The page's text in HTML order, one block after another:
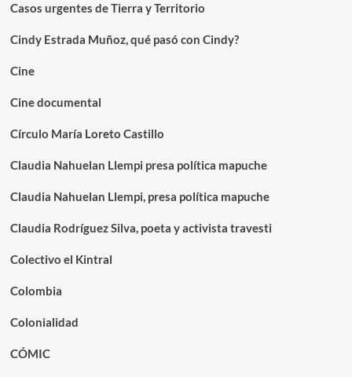
Casos urgentes de Tierra y Territorio
Cindy Estrada Muñoz, qué pasó con Cindy?
Cine
Cine documental
Círculo María Loreto Castillo
Claudia Nahuelan Llempi presa política mapuche
Claudia Nahuelan Llempi, presa política mapuche
Claudia Rodríguez Silva, poeta y activista travesti
Colectivo el Kintral
Colombia
Colonialidad
CÓMIC